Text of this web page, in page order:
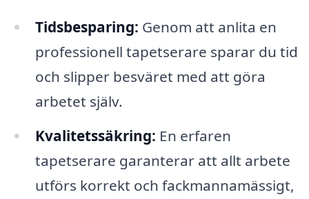
Tidsbesparing: Genom att anlita en
professionell tapetserare sparar du tid
och slipper besväret med att göra
arbetet själv.
Kvalitetssäkring: En erfaren
tapetserare garanterar att allt arbete
utförs korrekt och fackmannamässigt,